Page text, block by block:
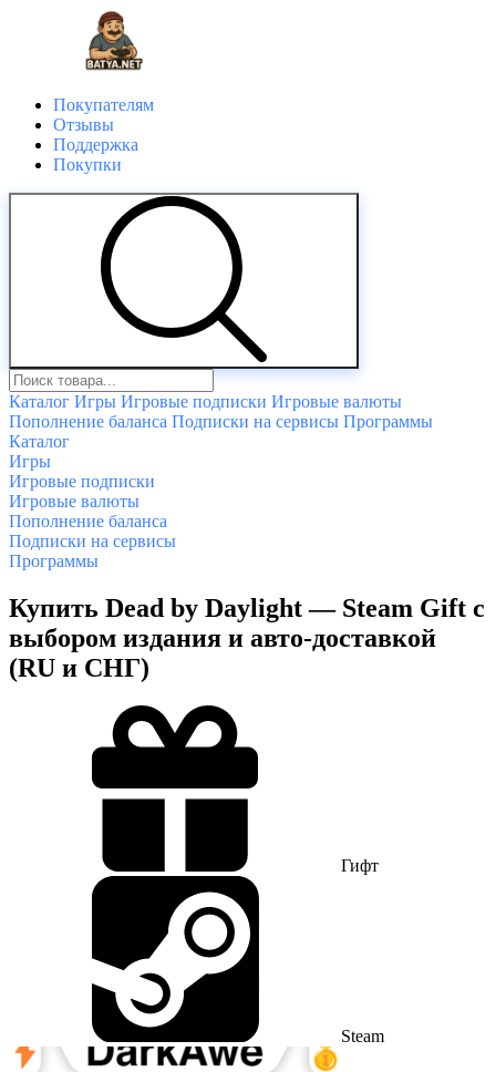
Покупателям
Отзывы
Поддержка
Покупки
Каталог Игры Игровые подписки Игровые валюты
Пополнение баланса Подписки на сервисы Программы
Каталог
Игры
Игровые подписки
Игровые валюты
Пополнение баланса
Подписки на сервисы
Программы
Купить Dead by Daylight — Steam Gift с
выбором издания и авто-доставкой
(RU и СНГ)
Гифт
Steam